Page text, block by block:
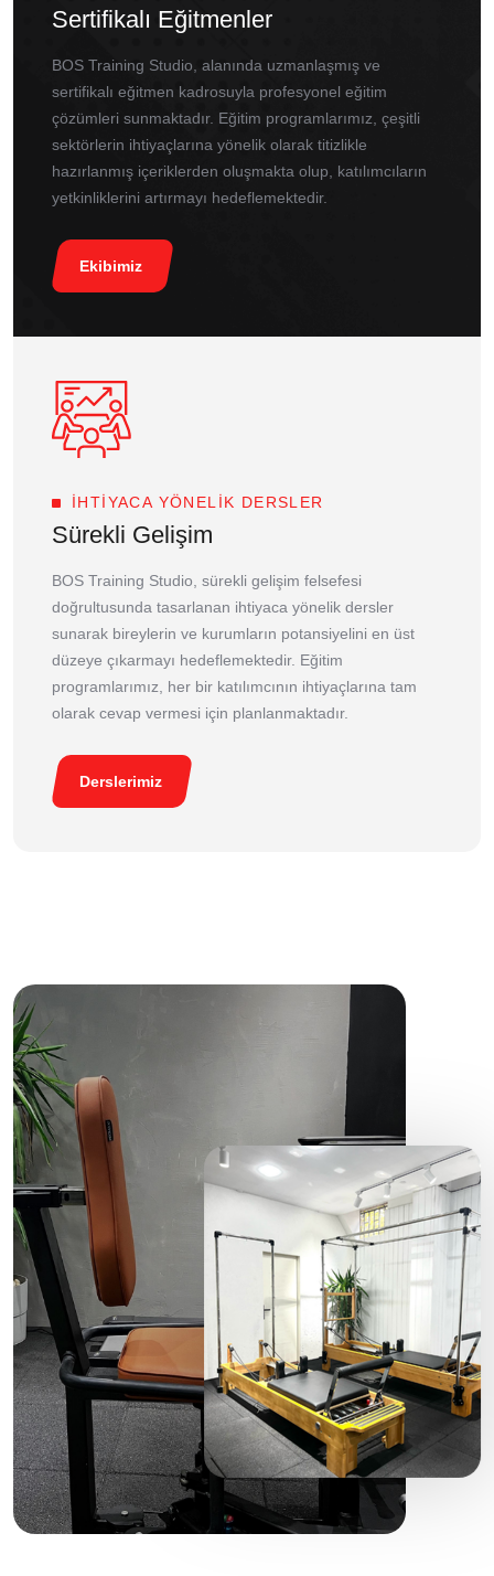
Sertifikalı Eğitmenler
BOS Training Studio, alanında uzmanlaşmış ve
sertifikalı eğitmen kadrosuyla profesyonel eğitim
çözümleri sunmaktadır. Eğitim programlarımız, çeşitli
sektörlerin ihtiyaçlarına yönelik olarak titizlikle
hazırlanmış içeriklerden oluşmakta olup, katılımcıların
yetkinliklerini artırmayı hedeflemektedir.
Ekibimiz
İHTIYACA YÖNELIK DERSLER
Sürekli Gelişim
BOS Training Studio, sürekli gelişim felsefesi
doğrultusunda tasarlanan ihtiyaca yönelik dersler
sunarak bireylerin ve kurumların potansiyelini en üst
düzeye çıkarmayı hedeflemektedir. Eğitim
programlarımız, her bir katılımcının ihtiyaçlarına tam
olarak cevap vermesi için planlanmaktadır.
Derslerimiz